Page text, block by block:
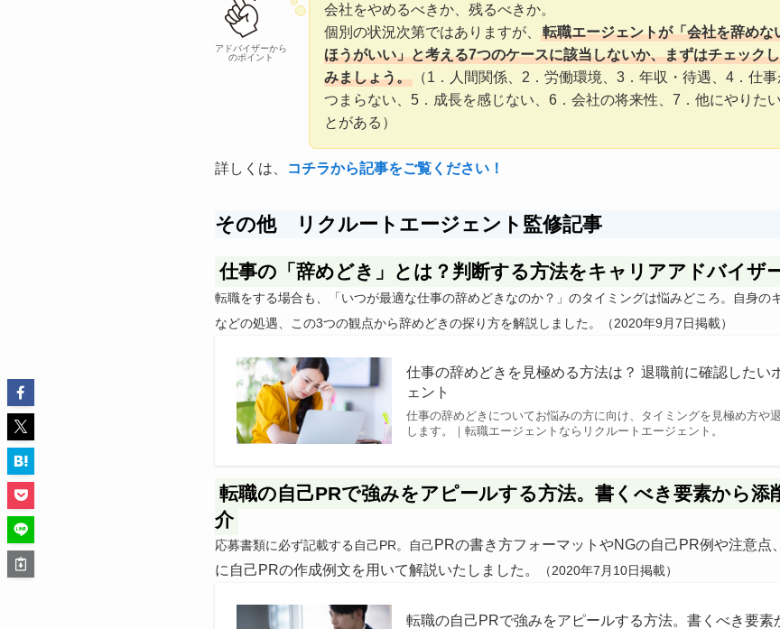
アドバイザーから
のポイント
会社をやめるべきか、残るべきか。
個別の状況次第ではありますが、
転職エージェントが「会社を辞めな
ほうがいい」と考える7つのケースに該当しないか、まずはチェック
みましょう。
（1．人間関係、2．労働環境、3．年収・待遇、4．仕
つまらない、5．成長を感じない、6．会社の将来性、7．他にやりた
とがある）
詳しくは、 コチラから記事をご覧ください！
その他 リクルートエージェント監修記事
仕事の「辞めどき」とは？判断する方法をキャリアアドバイザ
転職をする場合も、「いつが最適な仕事の辞めどきなのか？」のタイミングは悩みどころ。自身の
などの処遇、この3つの観点から辞めどきの探り方を解説しました。（2020年9月7日掲載）
仕事の辞めどきを見極める方法は？ 退職前に確認したい
ェント
仕事の辞めどきについてお悩みの方に向け、タイミングを見極め方や
します。｜転職エージェントならリクルートエージェント。
転職の自己PRで強みをアピールする方法。書くべき要素から添
介
応募書類に必ず記載する自己PR。自己PRの書き方フォーマットやNGの自己PR例や注意点
に自己PRの作成例文を用いて解説いたしました。
（2020年7月10日掲載）
転職の自己PRで強みをアピールする方法。書くべき要